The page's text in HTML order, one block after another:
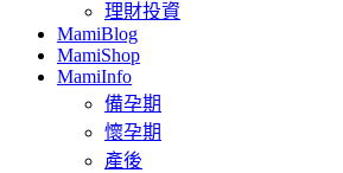
理財投資
MamiBlog
MamiShop
MamiInfo
備孕期
懷孕期
產後